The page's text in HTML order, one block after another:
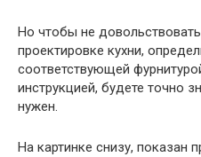
Но чтобы не
проектировке кухни,
соответствующей
инструкцией, будете точно
нужен.
На картинке снизу, показан